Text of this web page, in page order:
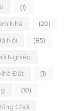
(1)
Nhà (20)
Nội (85)
Nghiệp
Đất (1)
(10)
Chơi